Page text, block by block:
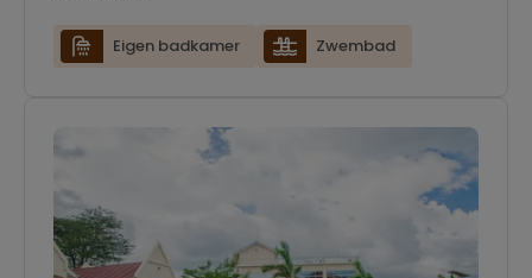
badkamer.Eigen badkamer Zwembad